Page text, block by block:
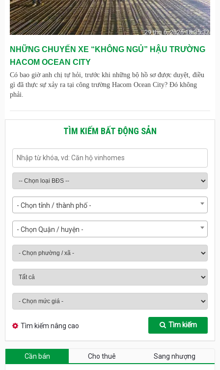
NHỮNG CHUYẾN XE “KHÔNG NGỦ” HẬU TRƯỜNG
HACOM OCEAN CITY
Có bao giờ anh chị tự hỏi, trước khi những bộ hồ sơ được duyệt, điều
gì đã thực sự xảy ra tại công trường Hacom Ocean City? Đó không
phải.
TÌM KIẾM BẤT ĐỘNG SẢN
- Chọn tỉnh / thành phố -
- Chọn Quận / huyện -
Tìm kiếm nâng cao Tìm kiếm
Cần bán Cho thuê Sang nhượng